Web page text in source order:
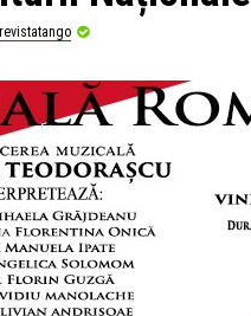
revistatango